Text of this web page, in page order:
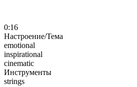
0:16
Настроение/Тема
emotional
inspirational
cinematic
Инструменты
strings